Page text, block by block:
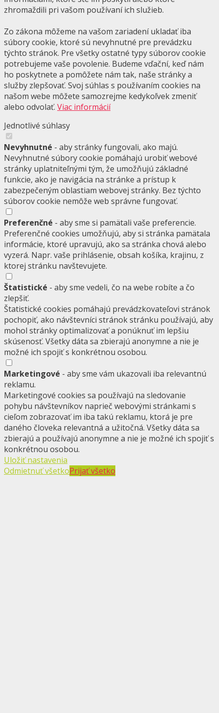
zhromaždili pri vašom používaní ich služieb.
Zo zákona môžeme na vašom zariadení ukladať iba
súbory cookie, ktoré sú nevyhnutné pre prevádzku
týchto stránok. Pre všetky ostatné typy súborov cookie
potrebujeme vaše povolenie. Budeme vďační, keď nám
ho poskytnete a pomôžete nám tak, naše stránky a
služby zlepšovať. Svoj súhlas s používaním cookies na
našom webe môžete samozrejme kedykoľvek zmeniť
alebo odvolať. Viac informácií
Jednotlivé súhlasy
Nevyhnutné - aby stránky fungovali, ako majú.
Nevyhnutné súbory cookie pomáhajú urobiť webové
stránky uplatniteľnými tým, že umožňujú základné
funkcie, ako je navigácia na stránke a prístup k
zabezpečeným oblastiam webovej stránky. Bez týchto
súborov cookie nemôže web správne fungovať.
Preferenčné - aby sme si pamätali vaše preferencie.
Preferenčné cookies umožňujú, aby si stránka pamätala
informácie, ktoré upravujú, ako sa stránka chová alebo
vyzerá. Napr. vaše prihlásenie, obsah košíka, krajinu, z
ktorej stránku navštevujete.
Štatistické - aby sme vedeli, čo na webe robíte a čo
zlepšiť.
Štatistické cookies pomáhajú prevádzkovateľovi stránok
pochopiť, ako návštevníci stránok stránku používajú, aby
mohol stránky optimalizovať a ponúknuť im lepšiu
skúsenosť. Všetky dáta sa zbierajú anonymne a nie je
možné ich spojiť s konkrétnou osobou.
Marketingové - aby sme vám ukazovali iba relevantnú
reklamu.
Marketingové cookies sa používajú na sledovanie
pohybu návštevníkov naprieč webovými stránkami s
cieľom zobrazovať im iba takú reklamu, ktorá je pre
daného človeka relevantná a užitočná. Všetky dáta sa
zbierajú a používajú anonymne a nie je možné ich spojiť s
konkrétnou osobou.
Uložiť nastavenia
Odmietnuť všetkoPrijať všetko